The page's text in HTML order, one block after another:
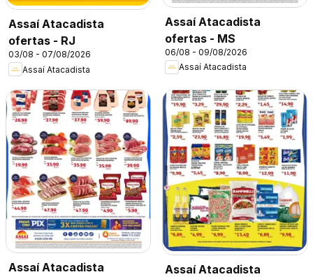
Assaí Atacadista
ofertas - RJ
03/08 - 07/08/2026
Assaí Atacadista
Assaí Atacadista
ofertas - MS
06/08 - 09/08/2026
Assaí Atacadista
Assaí Atacadista
Assaí Atacadista